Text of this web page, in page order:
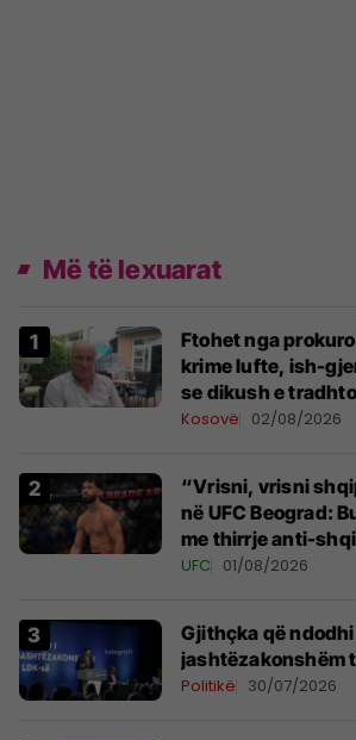
Më të lexuarat
Ftohet nga
krime lufte, ish-
se dikush e
Kosovë 02/08/2026
“Vrisni, vrisni
në UFC Beograd:
me thirrje anti-
tribunat
UFC 01/08/2026
Gjithçka që
jashtëzakonshëm
Politikë 30/07/2026